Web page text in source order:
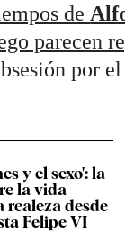
de
parecen
por
y el sexo': la
la vida
realeza desde
Felipe VI